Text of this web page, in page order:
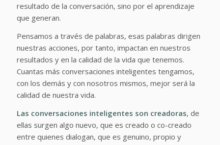
resultado de la conversación, sino por el aprendizaje
que generan.
Pensamos a través de palabras, esas palabras dirigen
nuestras acciones, por tanto, impactan en nuestros
resultados y en la calidad de la vida que tenemos.
Cuantas más conversaciones inteligentes tengamos,
con los demás y con nosotros mismos, mejor será la
calidad de nuestra vida.
Las conversaciones inteligentes son creadoras, de
ellas surgen algo nuevo, que es creado o co-creado
entre quienes dialogan, que es genuino, propio y